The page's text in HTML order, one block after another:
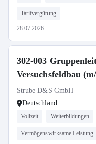
Tarifvergütung
28.07.2026
302-003
Versuchsfeldbau
Strube D&S GmbH
Deutschland
Vollzeit Weiterbildungen
Vermögenswirksame Leistung